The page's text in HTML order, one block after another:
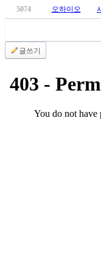
남
플
시
리
5074 오하이오
글쓰기